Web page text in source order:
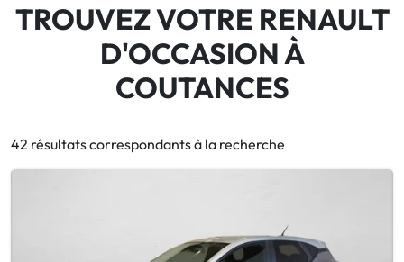
TROUVEZ VOTRE RENAULT
D'OCCASION À
COUTANCES
42 résultats correspondants à la recherche